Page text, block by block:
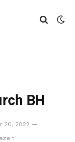
BH
20, 2022